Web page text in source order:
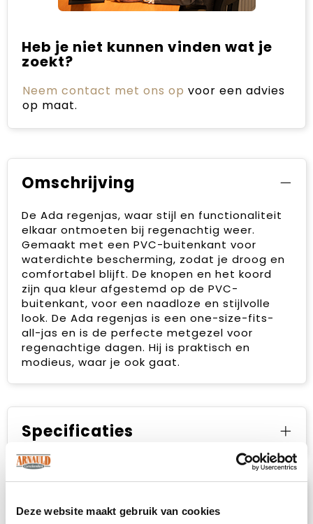
Deze website maakt gebruik van cookies
Heb je niet kunnen vinden wat je
zoekt?
Neem contact met ons op voor een advies
op maat.
Omschrijving
De Ada regenjas, waar stijl en functionaliteit
elkaar ontmoeten bij regenachtig weer.
Gemaakt met een PVC-buitenkant voor
waterdichte bescherming, zodat je droog en
comfortabel blijft. De knopen en het koord
zijn qua kleur afgestemd op de PVC-
buitenkant, voor een naadloze en stijlvolle
look. De Ada regenjas is een one-size-fits-
all-jas en is de perfecte metgezel voor
regenachtige dagen. Hij is praktisch en
modieus, waar je ook gaat.
Specificaties
Prijsspecificaties